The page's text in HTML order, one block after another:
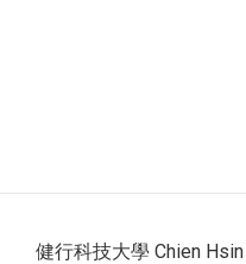
健行科技大學 Chien Hsin